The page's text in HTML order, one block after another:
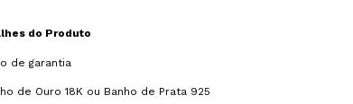
do Produto
de garantia
de Ouro 18K ou Banho de Prata 925